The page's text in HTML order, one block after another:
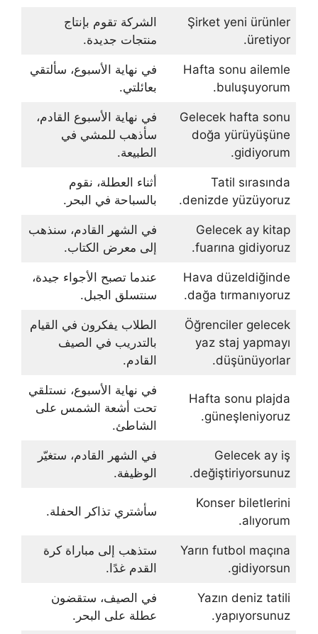
Şirket yeni ürünler
üretiyor.
الشركة تقوم بإنتاج
منتجات جديدة.
Hafta sonu ailemle
buluşuyorum.
في نهاية الأسبوع، سألتقي
بعائلتي.
Gelecek hafta sonu
doğa yürüyüşüne
gidiyorum.
في نهاية الأسبوع القادم،
سأذهب للمشي في
الطبيعة.
Tatil sırasında
denizde yüzüyoruz.
أثناء العطلة، نقوم
بالسباحة في البحر.
Gelecek ay kitap
fuarına gidiyoruz.
في الشهر القادم، سنذهب
إلى معرض الكتاب.
Hava düzeldiğinde
dağa tırmanıyoruz.
عندما تصبح الأجواء جيدة،
سنتسلق الجبل.
Öğrenciler gelecek
yaz staj yapmayı
düşünüyorlar.
الطلاب يفكرون في القيام
بالتدريب في الصيف
القادم.
Hafta sonu plajda
güneşleniyoruz.
في نهاية الأسبوع، نستلقي
تحت أشعة الشمس على
الشاطئ.
Gelecek ay iş
değiştiriyorsunuz.
في الشهر القادم، ستغيّر
الوظيفة.
Konser biletlerini
alıyorum.
سأشتري تذاكر الحفلة.
Yarın futbol maçına
gidiyorsun.
ستذهب إلى مباراة كرة
القدم غدًا.
Yazın deniz tatili
yapıyorsunuz.
في الصيف، ستقضون
عطلة على البحر.